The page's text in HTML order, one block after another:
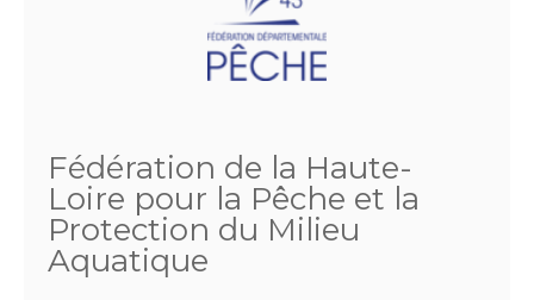
Fédération de la Haute-
Loire pour la Pêche et la
Protection du Milieu
Aquatique